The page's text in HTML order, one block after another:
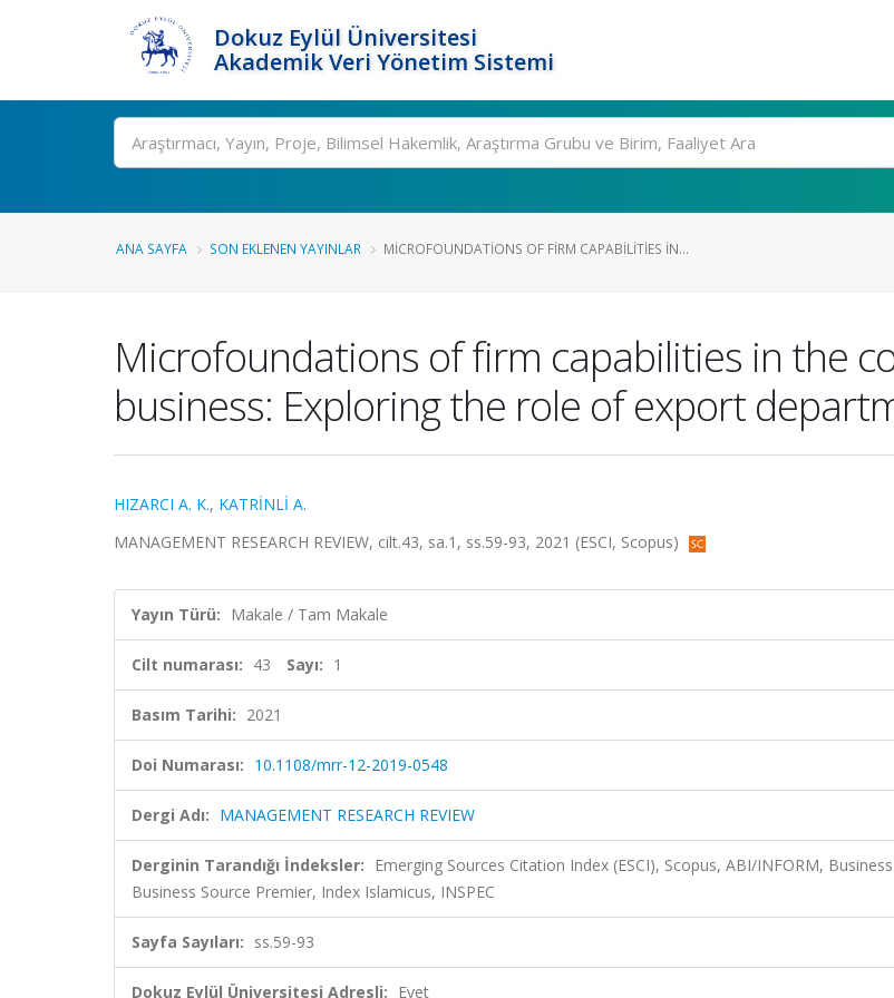
Dokuz Eylül Üniversitesi
Akademik Veri Yönetim Sistemi
Ara
ANA SAYFA SON EKLENEN YAYINLAR MICROFOUNDATIONS OF FIRM CAPABILITIES IN...
Microfoundations of firm capabilities in the
business: Exploring the role of export
HIZARCI A. K., KATRİNLİ A.
MANAGEMENT RESEARCH REVIEW, cilt.43, sa.1, ss.59-93, 2021 (ESCI, Scopus)
Yayın Türü: Makale / Tam Makale
Cilt numarası: 43 Sayı: 1
Basım Tarihi: 2021
Doi Numarası: 10.1108/mrr-12-2019-0548
Dergi Adı: MANAGEMENT RESEARCH REVIEW
Derginin Tarandığı İndeksler: Emerging Sources Citation Index (ESCI), Scopus, ABI/INFORM,
Business Source Premier, Index Islamicus, INSPEC
Sayfa Sayıları: ss.59-93
Dokuz Eylül Üniversitesi Adresli: Evet